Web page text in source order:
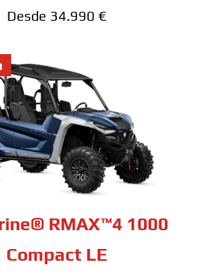
Desde 34.990 €
RMAX™4 1000
Compact LE